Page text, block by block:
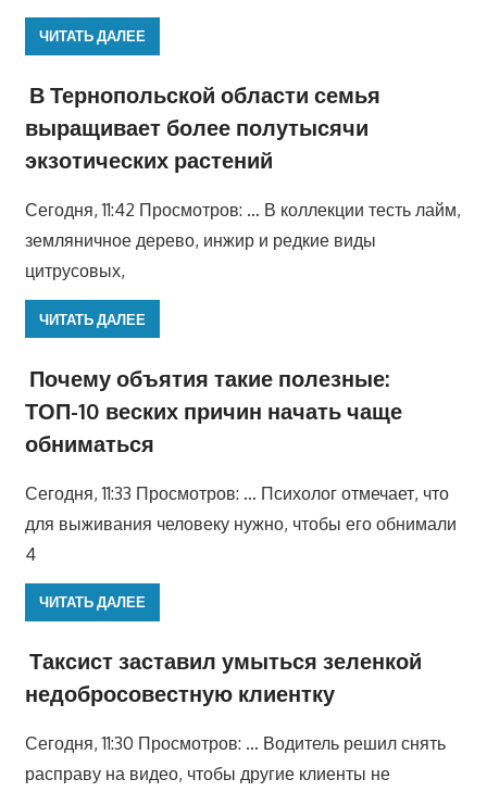
ЧИТАТЬ ДАЛЕЕ
В Тернопольской области семья
выращивает более полутысячи
экзотических растений
Сегодня, 11:42 Просмотров: … В коллекции тесть лайм,
земляничное дерево, инжир и редкие виды
цитрусовых,
ЧИТАТЬ ДАЛЕЕ
Почему объятия такие полезные:
ТОП-10 веских причин начать чаще
обниматься
Сегодня, 11:33 Просмотров: … Психолог отмечает, что
для выживания человеку нужно, чтобы его обнимали
4
ЧИТАТЬ ДАЛЕЕ
Таксист заставил умыться зеленкой
недобросовестную клиентку
Сегодня, 11:30 Просмотров: … Водитель решил снять
расправу на видео, чтобы другие клиенты не